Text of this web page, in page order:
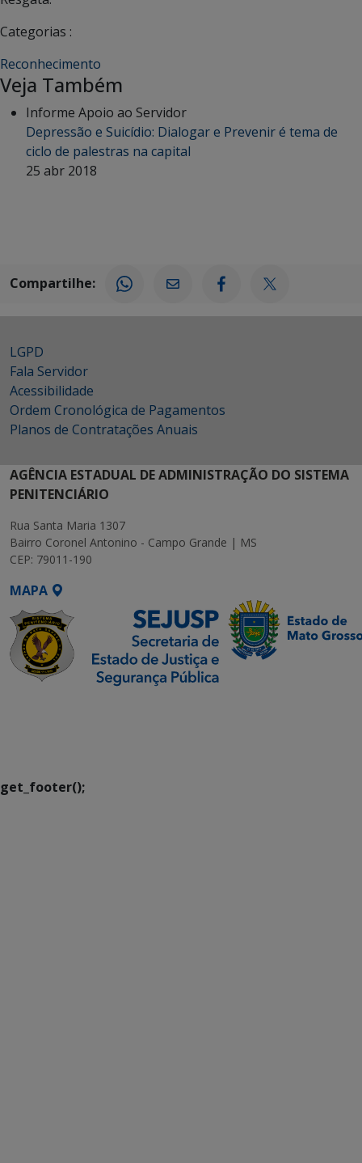
Categorias :
Reconhecimento
Veja Também
Informe Apoio ao Servidor
Depressão e Suicídio: Dialogar e Prevenir é tema de
ciclo de palestras na capital
25 abr 2018
Compartilhe:
LGPD
Fala Servidor
Acessibilidade
Ordem Cronológica de Pagamentos
Planos de Contratações Anuais
AGÊNCIA ESTADUAL DE ADMINISTRAÇÃO DO SISTEMA
PENITENCIÁRIO
Rua Santa Maria 1307
Bairro Coronel Antonino - Campo Grande | MS
CEP: 79011-190
MAPA
get_footer();